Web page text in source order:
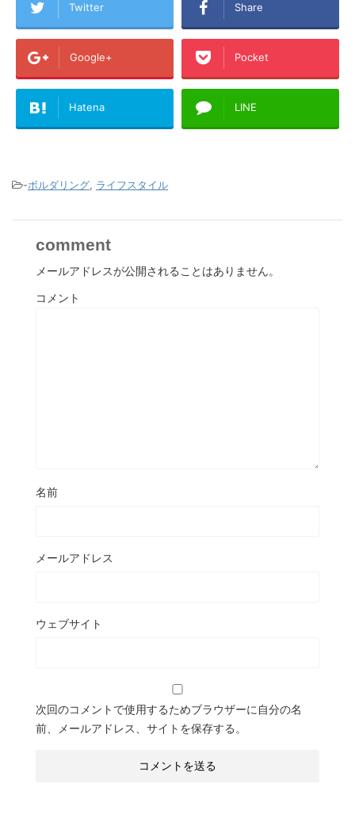
Twitter Share
Google+ Pocket
Hatena LINE
-ボルダリング, ライフスタイル
comment
メールアドレスが公開されることはありません。
コメント
名前
メールアドレス
ウェブサイト
次回のコメントで使用するためブラウザーに自分の名
前、メールアドレス、サイトを保存する。